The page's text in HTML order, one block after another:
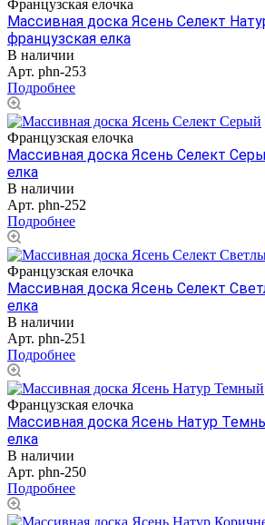
Французская елочка
Массивная доска Ясень Селект
французская елка
В наличии
Арт. phn-253
Подробнее
Французская елочка
Массивная доска Ясень Селект
елка
В наличии
Арт. phn-252
Подробнее
Французская елочка
Массивная доска Ясень Селект
елка
В наличии
Арт. phn-251
Подробнее
Французская елочка
Массивная доска Ясень Натур
елка
В наличии
Арт. phn-250
Подробнее